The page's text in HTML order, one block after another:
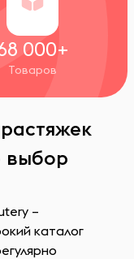
000+
Товаров
выбор
–
каталог